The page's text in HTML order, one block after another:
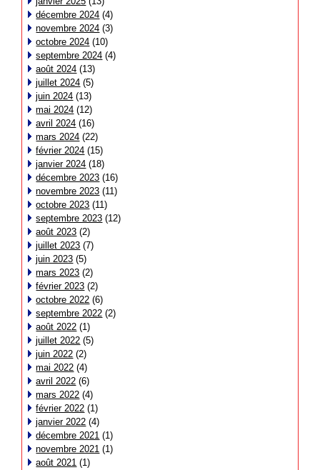
décembre 2024 (4)
novembre 2024 (3)
octobre 2024 (10)
septembre 2024 (4)
août 2024 (13)
juillet 2024 (5)
juin 2024 (13)
mai 2024 (12)
avril 2024 (16)
mars 2024 (22)
février 2024 (15)
janvier 2024 (18)
décembre 2023 (16)
novembre 2023 (11)
octobre 2023 (11)
septembre 2023 (12)
août 2023 (2)
juillet 2023 (7)
juin 2023 (5)
mars 2023 (2)
février 2023 (2)
octobre 2022 (6)
septembre 2022 (2)
août 2022 (1)
juillet 2022 (5)
juin 2022 (2)
mai 2022 (4)
avril 2022 (6)
mars 2022 (4)
février 2022 (1)
janvier 2022 (4)
décembre 2021 (1)
novembre 2021 (1)
août 2021 (1)